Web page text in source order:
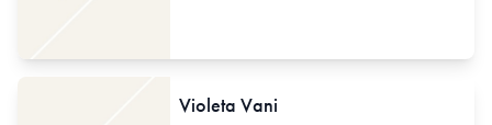
Violeta Vani